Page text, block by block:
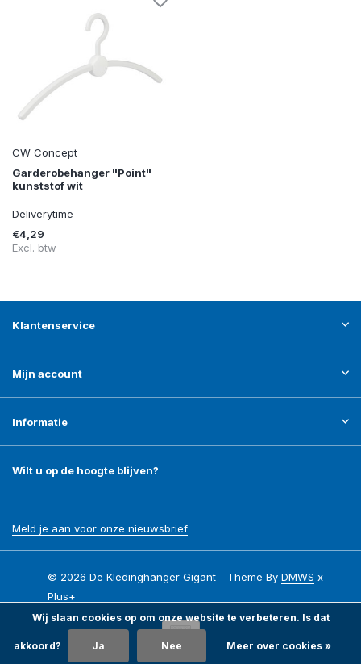
CW Concept
Garderobehanger "Point"
kunststof wit
Deliverytime
€4,29
Excl. btw
Klantenservice
Mijn account
Informatie
Wilt u op de hoogte blijven?
Meld je aan voor onze nieuwsbrief
© 2026 De Kledinghanger Gigant - Theme ByDMWS x
Plus+
Wij slaan cookies op om onze website te verbeteren. Is dat
akkoord? Ja Nee Meer over cookies »